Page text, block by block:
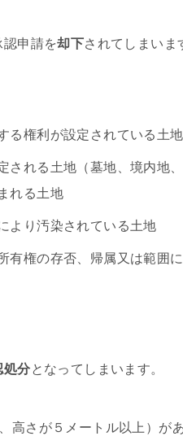
認申請を却下されてしまいま
る権利が設定されている土地
される土地（墓地、境内地
れる土地
より汚染されている土地
有権の存否、帰属又は範囲
処分となってしまいます。
高さが５メートル以上）が